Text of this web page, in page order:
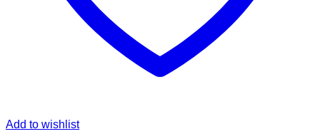
Add to wishlist